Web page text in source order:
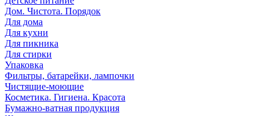
Дом. Чистота. Порядок
Для дома
Для кухни
Для пикника
Для стирки
Упаковка
Фильтры, батарейки, лампочки
Чистящие-моющие
Косметика. Гигиена. Красота
Бумажно-ватная продукция